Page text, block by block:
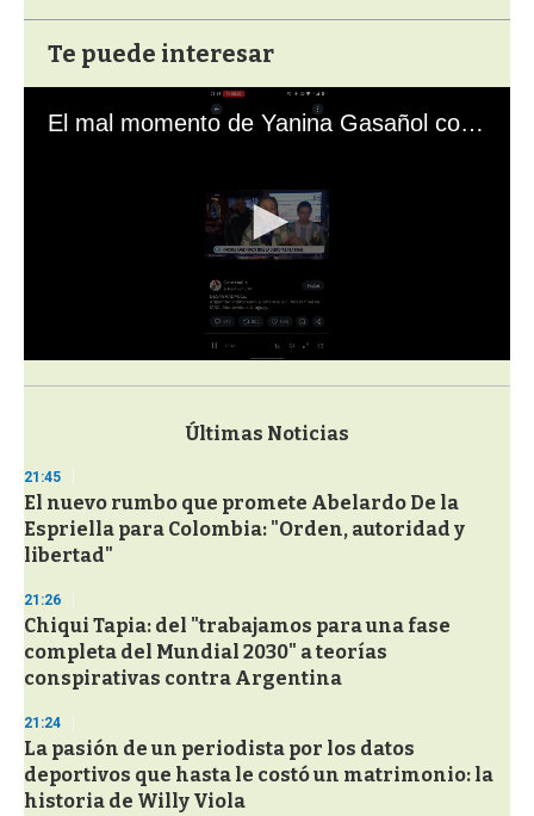
Te puede interesar
El mal momento de Yanina Gasañol con un hincha argentino en "Subrayado"
s
d
s
o
f
3
s
e
c
o
n
s
Últimas Noticias
21:45
El nuevo rumbo que promete Abelardo De la
Espriella para Colombia: "Orden, autoridad y
libertad"
21:26
Chiqui Tapia: del "trabajamos para una fase
completa del Mundial 2030" a teorías
conspirativas contra Argentina
21:24
La pasión de un periodista por los datos
deportivos que hasta le costó un matrimonio: la
historia de Willy Viola